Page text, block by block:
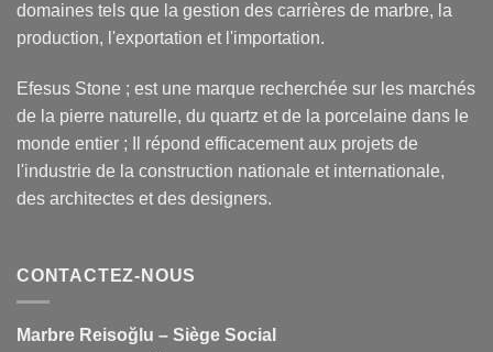
domaines tels que la gestion des carrières de marbre, la
production, l'exportation et l'importation.
Efesus Stone ; est une marque recherchée sur les marchés
de la pierre naturelle, du quartz et de la porcelaine dans le
monde entier ; Il répond efficacement aux projets de
l'industrie de la construction nationale et internationale,
des architectes et des designers.
CONTACTEZ-NOUS
Marbre Reisoğlu – Siège Social